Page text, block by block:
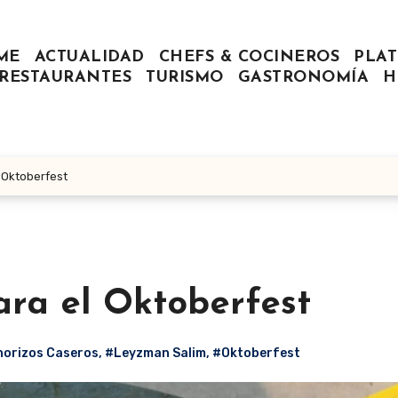
ACTUALIDAD CHEFS & COCINEROS
RESTAURANTES
TURISMO GASTRONOMÍA
el Oktoberfest
Caseros, #Leyzman Salim, #Oktoberfest